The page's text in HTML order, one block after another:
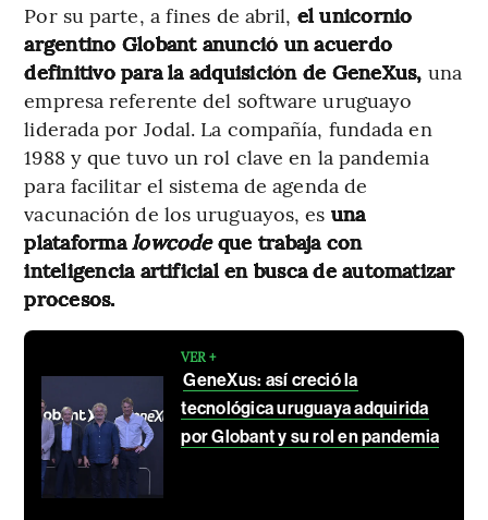
Por su parte, a fines de abril, el unicornio
argentino Globant anunció un acuerdo
definitivo para la adquisición de GeneXus, una
empresa referente del software uruguayo
liderada por Jodal. La compañía, fundada en
1988 y que tuvo un rol clave en la pandemia
para facilitar el sistema de agenda de
vacunación de los uruguayos, es una
plataformalowcodeque trabaja con
inteligencia artificial en busca de automatizar
procesos.
VER +
GeneXus: así creció la
tecnológica uruguaya adquirida
por Globant y su rol en pandemia